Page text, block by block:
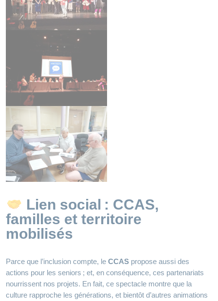
Lien social : CCAS,
familles et territoire
mobilisés
Parce que l’inclusion compte, le CCAS propose aussi des
actions pour les seniors ; et, en conséquence, ces partenariats
nourrissent nos projets. En fait, ce spectacle montre que la
culture rapproche les générations, et bientôt d’autres animations